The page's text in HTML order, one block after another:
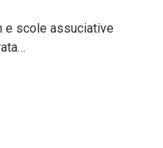
e scole assuciative